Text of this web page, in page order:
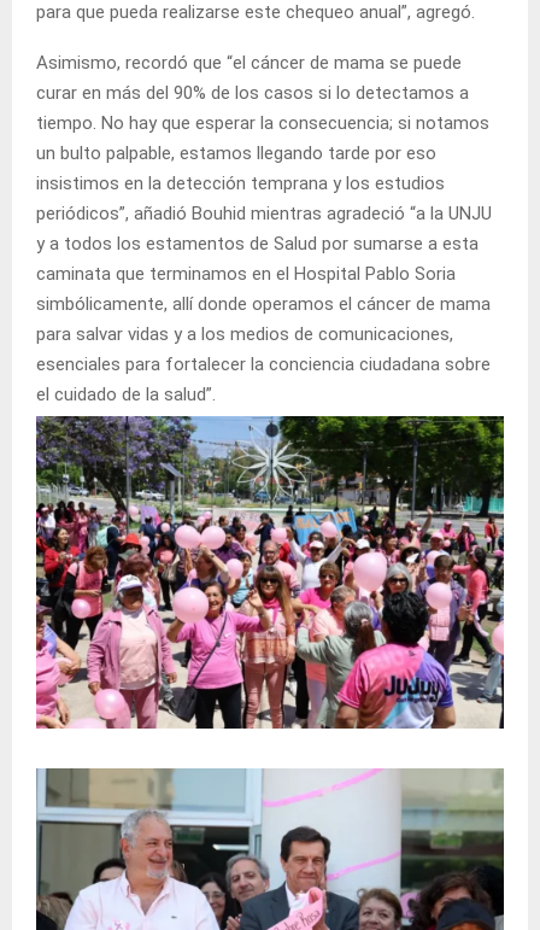
para que pueda realizarse este chequeo anual”, agregó.
Asimismo, recordó que “el cáncer de mama se puede
curar en más del 90% de los casos si lo detectamos a
tiempo. No hay que esperar la consecuencia; si notamos
un bulto palpable, estamos llegando tarde por eso
insistimos en la detección temprana y los estudios
periódicos”, añadió Bouhid mientras agradeció “a la UNJU
y a todos los estamentos de Salud por sumarse a esta
caminata que terminamos en el Hospital Pablo Soria
simbólicamente, allí donde operamos el cáncer de mama
para salvar vidas y a los medios de comunicaciones,
esenciales para fortalecer la conciencia ciudadana sobre
el cuidado de la salud”.